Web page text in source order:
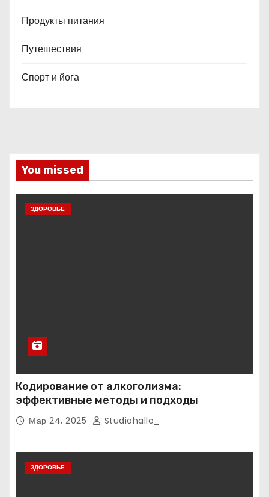
Продукты питания
Путешествия
Спорт и йога
You missed
ЗДОРОВЬЕ
Кодирование от алкоголизма:
эффективные методы и подходы
Мар 24, 2025 Studiohallo_
ЗДОРОВЬЕ